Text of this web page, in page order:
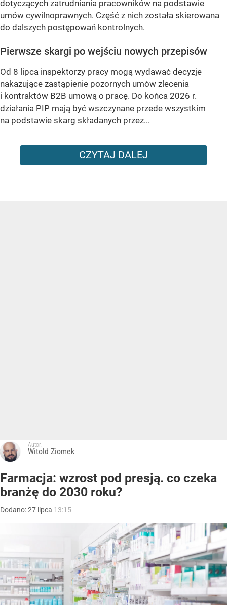
dotyczących zatrudniania pracowników na podstawie
umów cywilnoprawnych. Część z nich została skierowana
do dalszych postępowań kontrolnych.
Pierwsze skargi po wejściu nowych przepisów
Od 8 lipca inspektorzy pracy mogą wydawać decyzje
nakazujące zastąpienie pozornych umów zlecenia
i kontraktów B2B umową o pracę. Do końca 2026 r.
działania PIP mają być wszczynane przede wszystkim
na podstawie skarg składanych przez...
CZYTAJ DALEJ
Autor:
Witold Ziomek
Farmacja: wzrost pod presją. co czeka
branżę do 2030 roku?
Dodano:27 lipca 13:15